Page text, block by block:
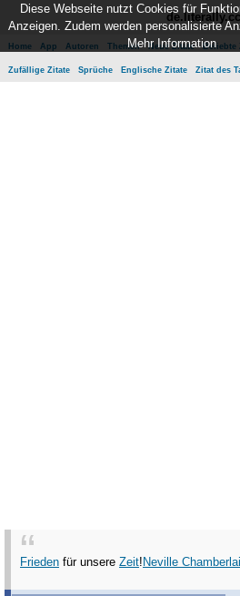
de.literally.cc
Home App Autoren Themen Neue Zitate Beliebte
Zufällige Zitate Sprüche Englische Zitate Zitat des
Frieden für unsere Zeit! Neville
Diese Webseite nutzt Cookies für
Anzeigen. Zudem werden personalisierte
Mehr Information